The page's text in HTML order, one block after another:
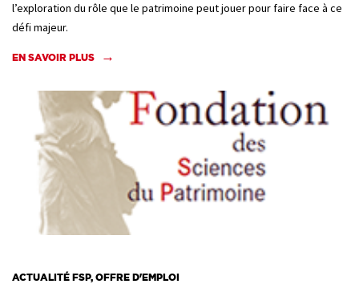
l’exploration du rôle que le patrimoine peut jouer pour faire face à ce
défi majeur.
EN SAVOIR PLUS
ACTUALITÉ FSP, OFFRE D'EMPLOI